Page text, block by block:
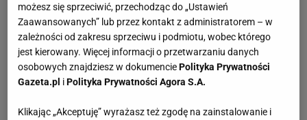
możesz się sprzeciwić, przechodząc do „Ustawień
Zaawansowanych” lub przez kontakt z administratorem – w
zależności od zakresu sprzeciwu i podmiotu, wobec którego
jest kierowany. Więcej informacji o przetwarzaniu danych
osobowych znajdziesz w dokumenciePolityka Prywatności
Gazeta.pl iPolityka Prywatności Agora S.A.
Klikając „Akceptuję” wyrażasz też zgodę na zainstalowanie i